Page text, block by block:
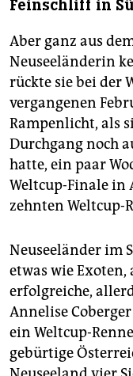
Feinschliff in
Aber ganz aus
Neuseeländerin
rückte sie bei der
vergangenen
Rampenlicht, als
Durchgang noch
hatte, ein paar
Weltcup-Finale in
zehnten Weltcup-
Neuseeländer im
etwas wie
erfolgreiche,
Annelise
ein Weltcup-
gebürtige